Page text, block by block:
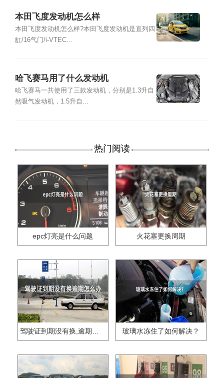
本田飞度发动机怎么样
本田飞度发动机怎么样?本田飞度发动机是直列四
缸/16气门/i-VTEC...
哈飞赛马用了什么发动机
哈飞赛马一共使用了三款发动机，分别是1.3升自
然吸气发动机，1.5升自...
热门阅读
epc灯亮是什么问题 火花塞更换周期
驾驶证到期没有换,逾期怎么办?? 玻璃水冻住了如何解决？